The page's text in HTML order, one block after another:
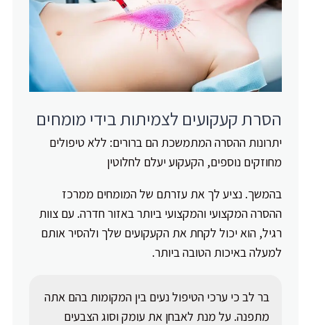
הסרת קעקועים לצמיתות בידי מומחים
יתרונות ההסרה המתמשכת הם ברורים: ללא טיפולים
מחוזקים נוספים, הקעקוע יעלם לחלוטין
בהמשך. נציע לך את עזרתם של המומחים ממרכז
ההסרה המקצועי והמקצועי ביותר באזור חדרה. עם צוות
רגיל, הוא יכול לקחת את הקעקועים שלך ולהסיר אותם
למעלה באיכות הטובה ביותר.
בר לב כי ערכי הטיפול נעים בין המקומות בהם אתה
מתפנה. על מנת לאבחן את עומק וסוג הצבעים